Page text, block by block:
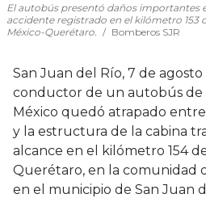
El autobús presentó daños importantes
accidente registrado en el kilómetro 153
México-Querétaro.
Bomberos SJR
San Juan del Río, 7 de
conductor de un autobús de
México quedó atrapado
y la estructura de la cabina
alcance en el kilómetro 154
Querétaro, en la comunidad
en el municipio de San Juan